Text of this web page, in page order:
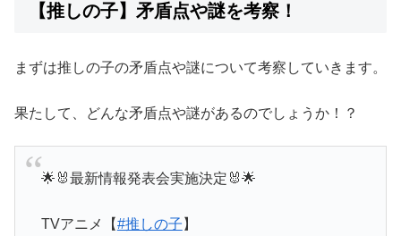
【推しの子】矛盾点や謎を考察！
まずは推しの子の矛盾点や謎について考察していきます。
果たして、どんな矛盾点や謎があるのでしょうか！？
🌟🐰最新情報発表会実施決定🐰🌟
TVアニメ【#推しの子 】